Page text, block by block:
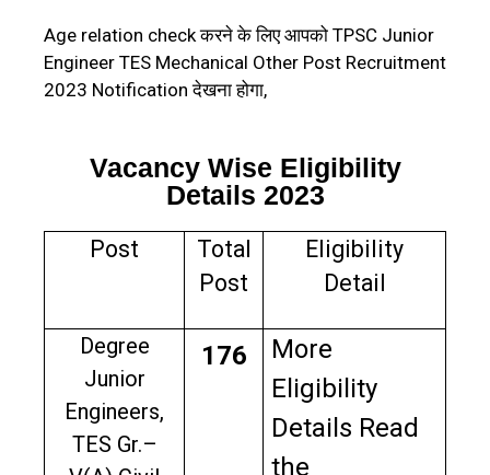
Age relation check करने के लिए आपको TPSC Junior
Engineer TES Mechanical Other Post Recruitment
2023 Notification देखना होगा,
Vacancy Wise Eligibility
Details 2023
Post
Total
Post
Eligibility
Detail
Degree
Junior
Engineers,
TES Gr.–
176
More
Eligibility
Details Read
the